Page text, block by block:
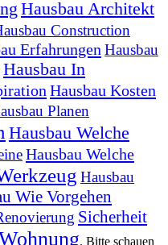
Hausbau Architekt
Construction
Erfahrungen Hausbau
Hausbau In
Hausbau Kosten
Planen
Hausbau Welche
Hausbau Welche
Hausbau
Wie Vorgehen
Sicherheit
. Bitte schauen